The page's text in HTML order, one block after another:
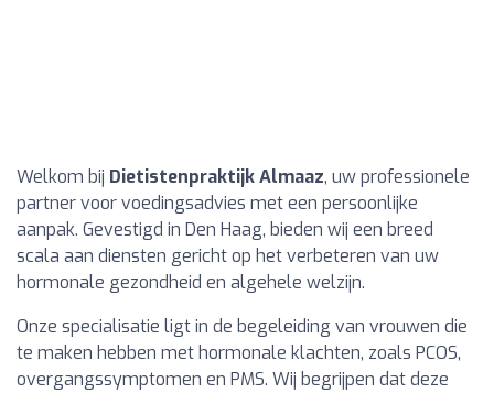
Welkom bij Dietistenpraktijk Almaaz, uw professionele
partner voor voedingsadvies met een persoonlijke
aanpak. Gevestigd in Den Haag, bieden wij een breed
scala aan diensten gericht op het verbeteren van uw
hormonale gezondheid en algehele welzijn.
Onze specialisatie ligt in de begeleiding van vrouwen die
te maken hebben met hormonale klachten, zoals PCOS,
overgangssymptomen en PMS. Wij begrijpen dat deze